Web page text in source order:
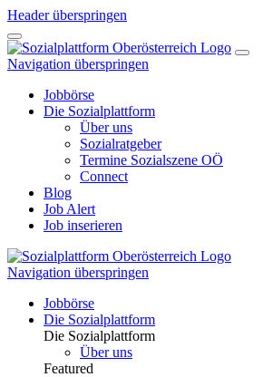
Header überspringen
Navigation überspringen
Jobbörse
Die Sozialplattform
Über uns
Sozialratgeber
Termine Sozialszene OÖ
Connect
Blog
Job Alert
Job inserieren
Navigation überspringen
Jobbörse
Die Sozialplattform
Die Sozialplattform
Über uns
Featured